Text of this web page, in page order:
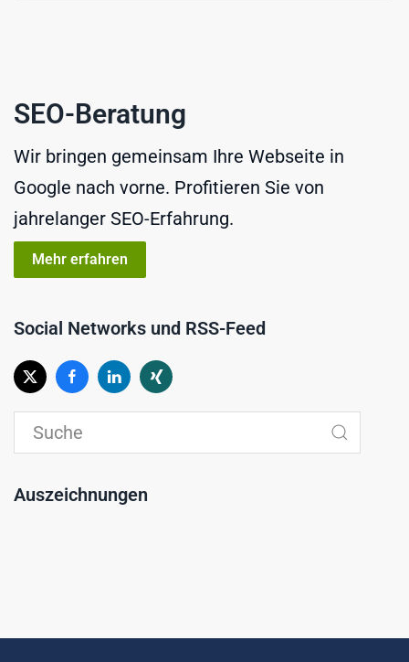
SEO-Beratung
Wir bringen gemeinsam Ihre Webseite in
Google nach vorne. Profitieren Sie von
jahrelanger SEO-Erfahrung.
Mehr erfahren
Social Networks und RSS-Feed
Auszeichnungen